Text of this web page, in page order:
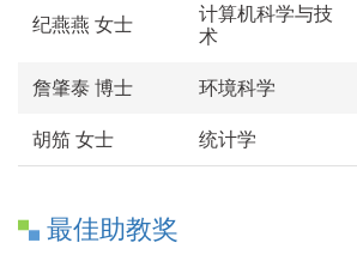
纪燕燕 女士
计算机科学与技
术
詹肇泰 博士 环境科学
胡笳 女士 统计学
最佳助教奖